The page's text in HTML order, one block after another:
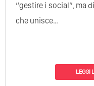
“gestire i social”, ma
che unisce…
LEGGI